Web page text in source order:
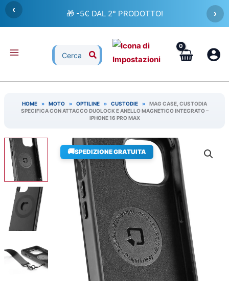
Vai
contenuto
‹ 🎁 -5€ DAL 2° PRODOTTO! ›
Ricerca
per:
HOME » MOTO » OPTILINE » CUSTODIE »
MAG CASE, CUSTODIA
SPECIFICA CON ATTACCO DUOLOCK E ANELLO MAGNETICO INTEGRATO –
IPHONE 16 PRO MAX
🚚SPEDIZIONE GRATUITA